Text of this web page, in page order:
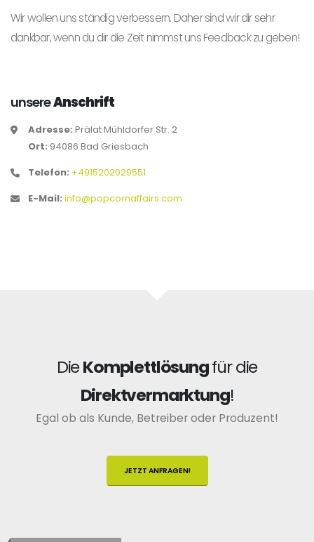
Wir wollen uns ständig verbessern. Daher sind wir dir sehr
dankbar, wenn du dir die Zeit nimmst uns Feedback zu geben!
unsereAnschrift
Adresse: Prälat Mühldorfer Str. 2
Ort: 94086 Bad Griesbach
Telefon: +4915202029551
E-Mail: info@popcornaffairs.com
DieKomplettlösungfür die
Direktvermarktung!
Egal ob als Kunde, Betreiber oder Produzent!
JETZT ANFRAGEN!